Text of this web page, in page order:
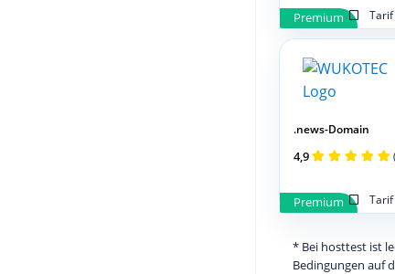
Premium
Premium
.news-Domain
4,9
* Bei hosttest ist
Bedingungen auf